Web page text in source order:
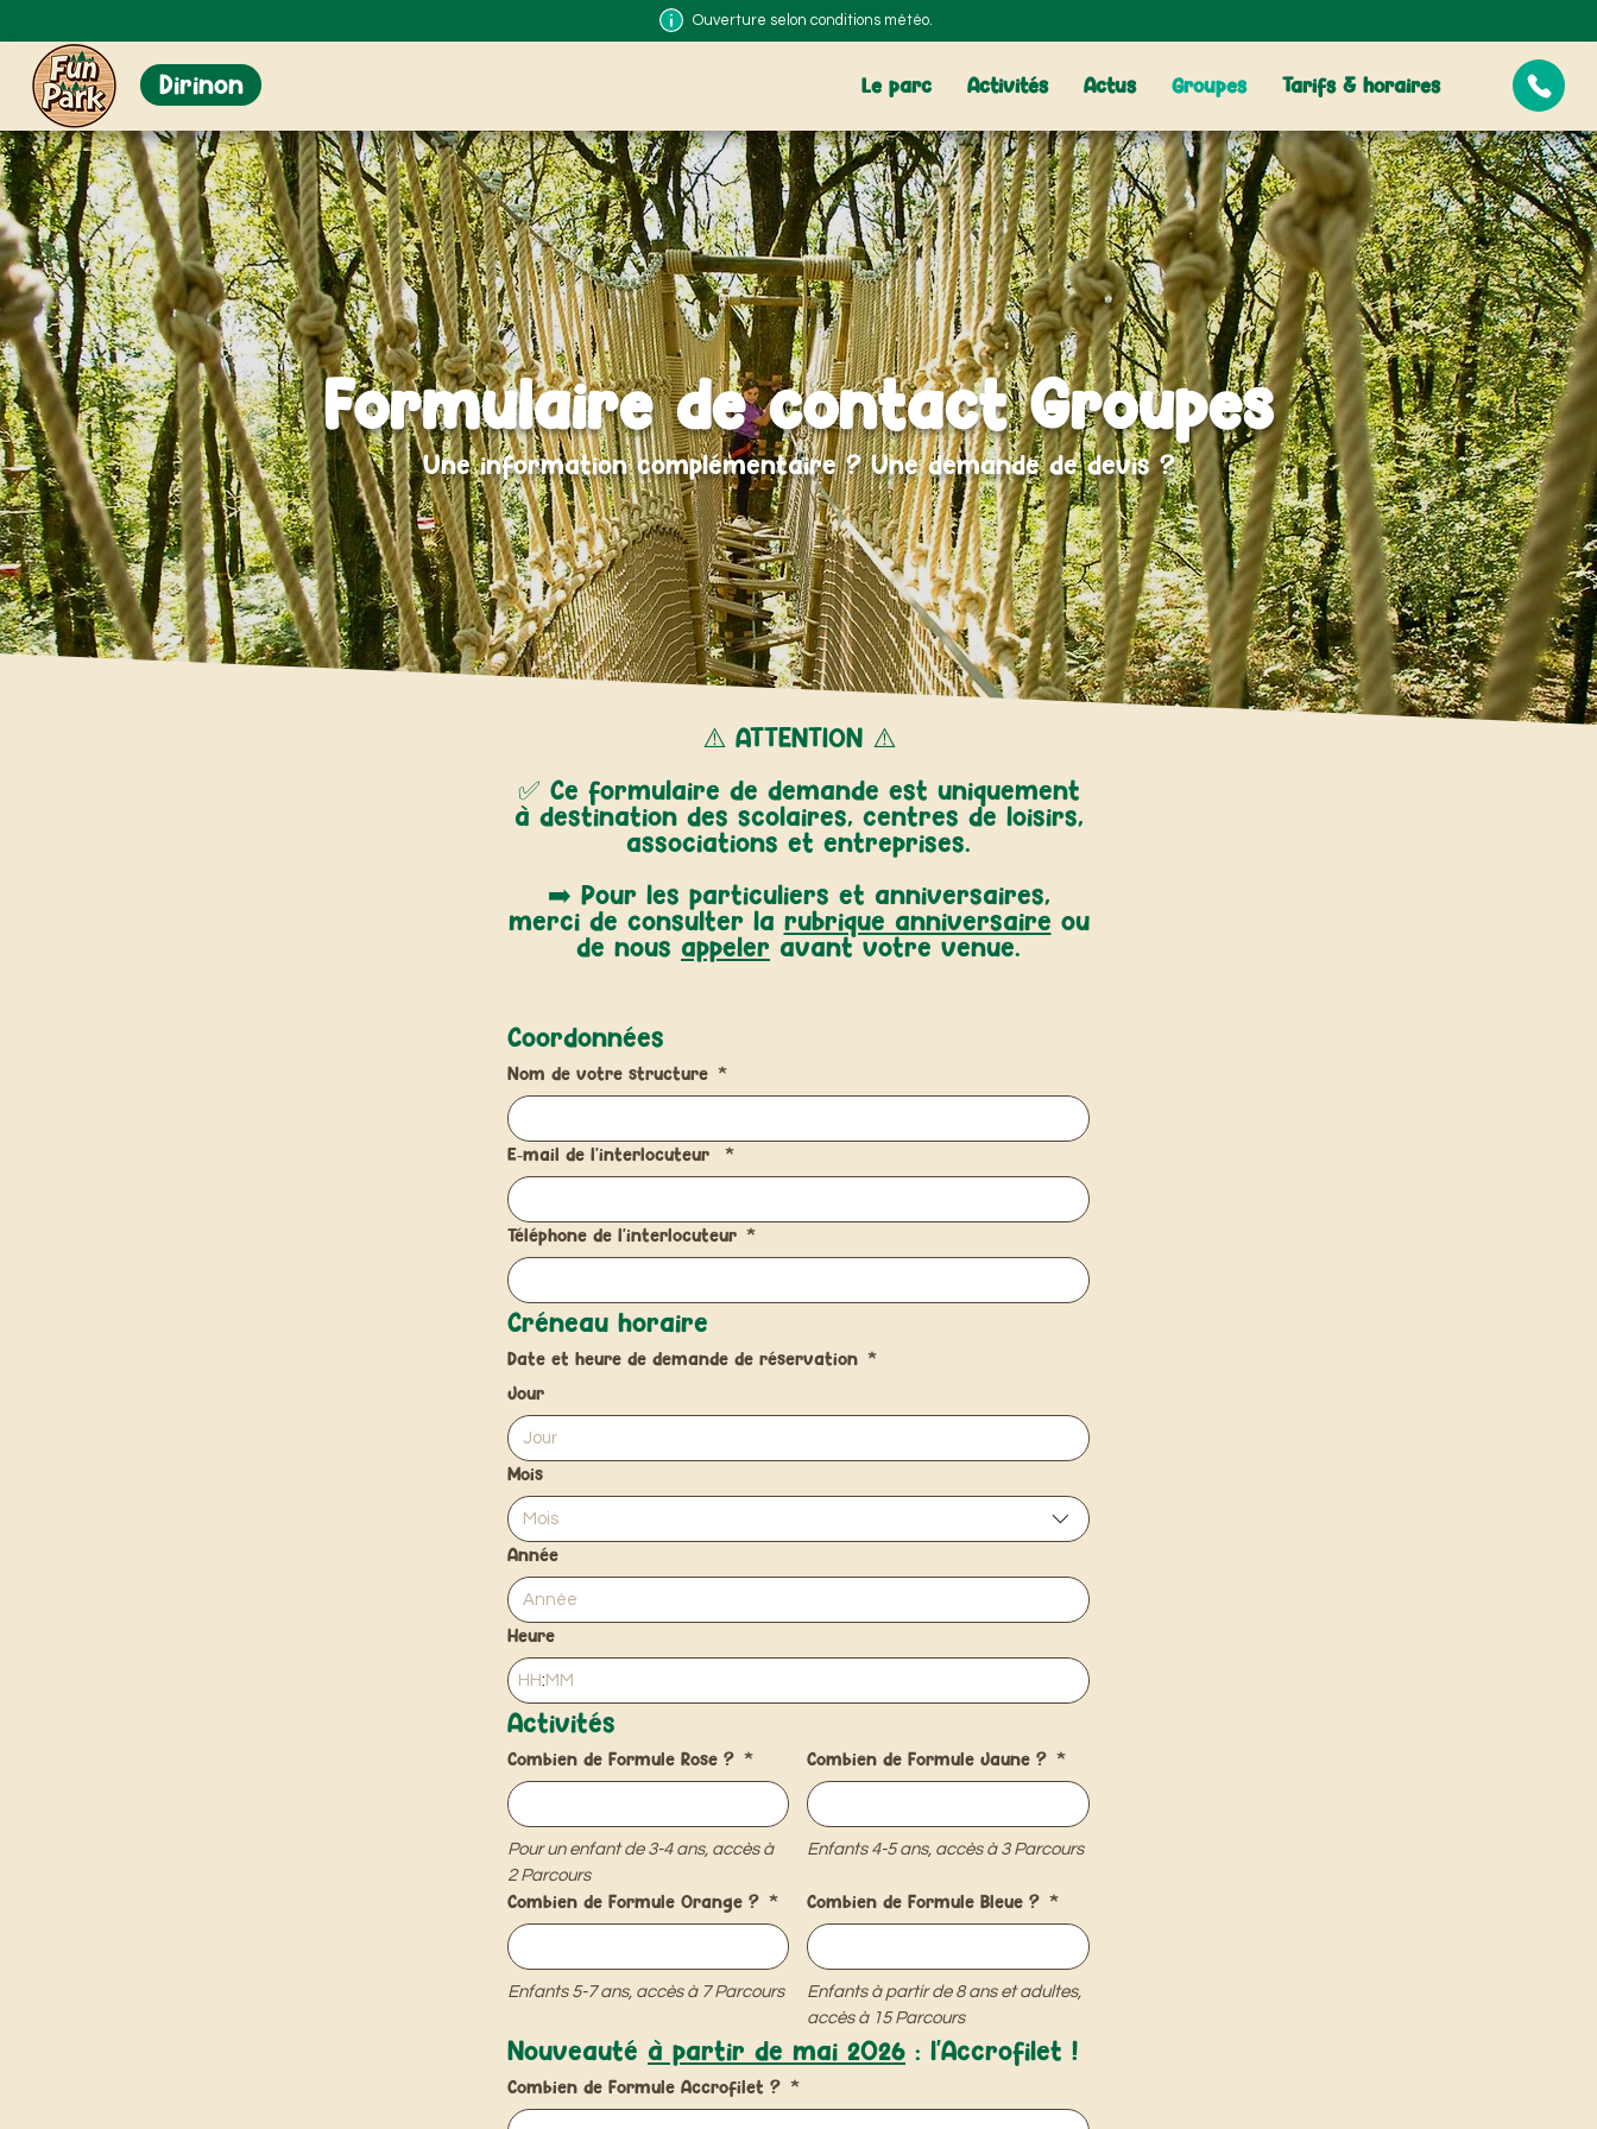
Ouverture selon conditions météo.
Dirinon Le parc Activités Actus Groupes Tarifs & horaires
Formulaire de contact Groupes
Une information complémentaire ? Une demande de devis ?
⚠️ ATTENTION ⚠️
✅ Ce formulaire de demande est uniquement
à destination des scolaires, centres de loisirs,
associations et entreprises.
➡️ Pour les particuliers et anniversaires,
merci de consulter la rubrique anniversaire ou
de nous appeler avant votre venue.
Coordonnées
Nom de votre structure *
E‑mail de l'interlocuteur *
Téléphone de l'interlocuteur *
Créneau horaire
Date et heure de demande de réservation *
Jour
Mois
Mois
Année
Heure
:
Activités
Combien de Formule Rose ? *
​Pour un enfant de 3-4 ans, accès à
2 Parcours
Combien de Formule Jaune ? *
Enfants 4-5 ans, accès à 3 Parcours
Combien de Formule Orange ? *
Enfants 5-7 ans, accès à 7 Parcours
Combien de Formule Bleue ? *
Enfants à partir de 8 ans et adultes,
accès à 15 Parcours
Nouveauté à partir de mai 2026 : l'Accrofilet !
Combien de Formule Accrofilet ? *